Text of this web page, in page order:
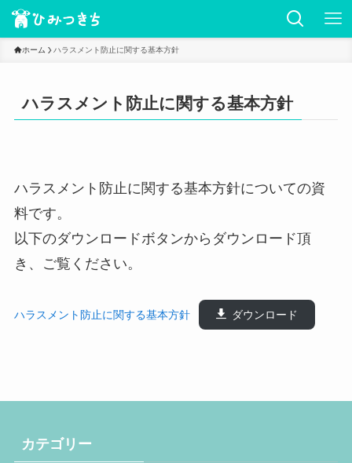
ホーム ハラスメント防止に関する基本方針
ハラスメント防止に関する基本方針
ハラスメント防止に関する基本方針についての資
料です。
以下のダウンロードボタンからダウンロード頂
き、ご覧ください。
ハラスメント防止に関する基本方針 ダウンロード
カテゴリー